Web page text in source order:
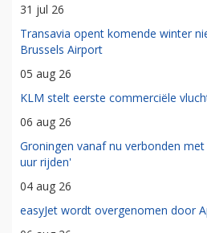
31 jul 26
Transavia opent komende winter
Brussels Airport
05 aug 26
KLM stelt eerste commerciële
06 aug 26
Groningen vanaf nu verbonden
uur rijden'
04 aug 26
easyJet wordt overgenomen door